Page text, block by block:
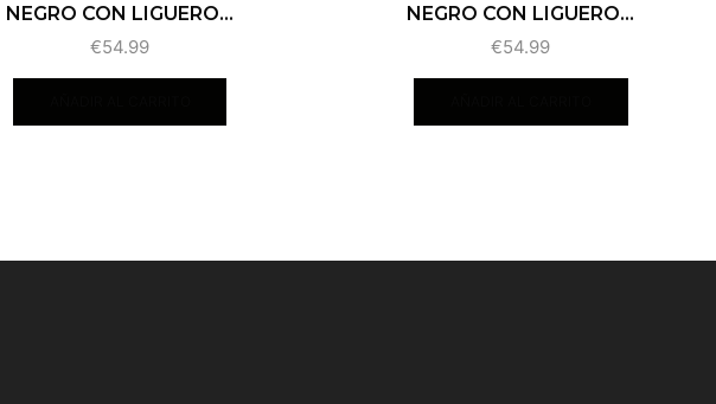
NEGRO CON LIGUERO...
€54.99
NEGRO CON LIGUERO...
€54.99